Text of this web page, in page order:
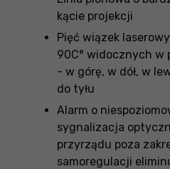
kącie projekcji
Pięć wiązek
90C° widocznych w
- w górę, w dół, w
do tyłu
Alarm o
sygnalizacja
przyrządu poza
samoregulacji